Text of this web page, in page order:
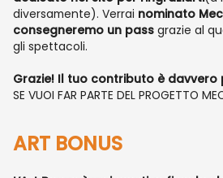
diversamente). Verrai nominato
consegneremo un pass grazie al
gli spettacoli.
Grazie! Il tuo contributo è davvero
SE VUOI FAR PARTE DEL PROGETTO
ART BONUS